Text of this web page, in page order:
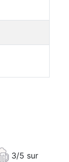
3/5 sur